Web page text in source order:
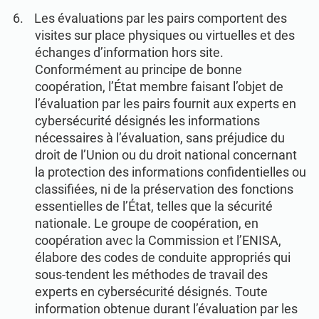
Les évaluations par les pairs comportent des
visites sur place physiques ou virtuelles et des
échanges d’information hors site.
Conformément au principe de bonne
coopération, l’État membre faisant l’objet de
l’évaluation par les pairs fournit aux experts en
cybersécurité désignés les informations
nécessaires à l’évaluation, sans préjudice du
droit de l’Union ou du droit national concernant
la protection des informations confidentielles ou
classifiées, ni de la préservation des fonctions
essentielles de l’État, telles que la sécurité
nationale. Le groupe de coopération, en
coopération avec la Commission et l’ENISA,
élabore des codes de conduite appropriés qui
sous-tendent les méthodes de travail des
experts en cybersécurité désignés. Toute
information obtenue durant l’évaluation par les